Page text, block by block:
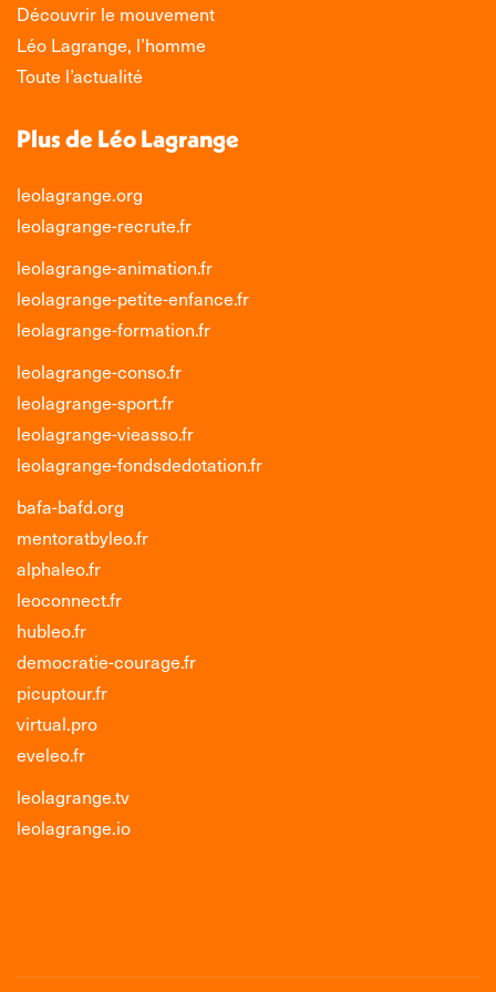
Découvrir le mouvement
Léo Lagrange, l’homme
Toute l’actualité
Plus de Léo Lagrange
leolagrange.org
leolagrange-recrute.fr
leolagrange-animation.fr
leolagrange-petite-enfance.fr
leolagrange-formation.fr
leolagrange-conso.fr
leolagrange-sport.fr
leolagrange-vieasso.fr
leolagrange-fondsdedotation.fr
bafa-bafd.org
mentoratbyleo.fr
alphaleo.fr
leoconnect.fr
hubleo.fr
democratie-courage.fr
picuptour.fr
virtual.pro
eveleo.fr
leolagrange.tv
leolagrange.io